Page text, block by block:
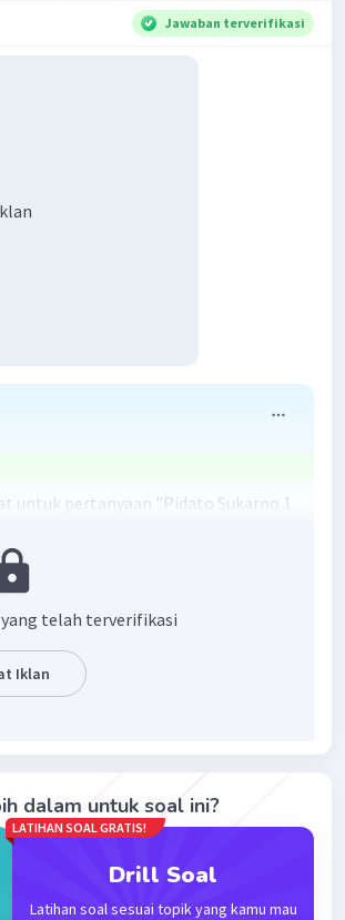
Jawaban terverifikasi
untuk pertanyaan "Pidato Sukarno 1
... ? " adalah A. Motivasi
Hal ini karena pidato tersebut
dan inspirasi untuk perjuangan
yang telah terverifikasi
Iklan
dalam untuk soal ini?
LATIHAN SOAL GRATIS!
Drill Soal
Latihan soal sesuai topik yang kamu mau